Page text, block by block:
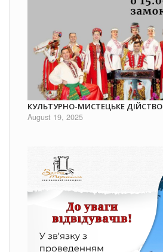
КУЛЬТУРНО-МИСТЕЦЬКЕ ДІЙСТВО
August 19, 2025